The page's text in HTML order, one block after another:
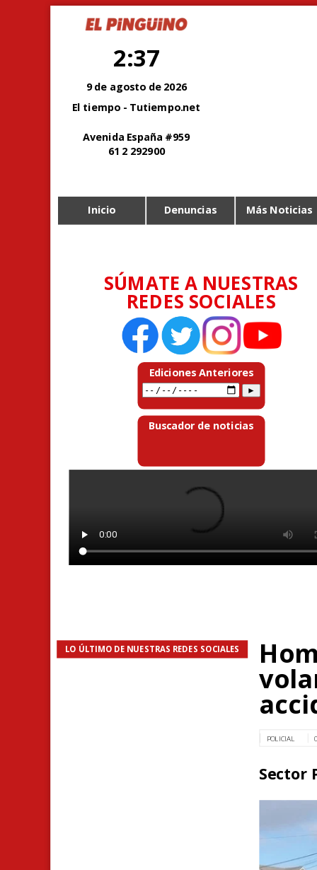
2:37
9 de agosto de 2026
El tiempo - Tutiempo.net
Avenida España #959
61 2 292900
Inicio Denuncias Más Noticias
SÚMATE A NUESTRAS
REDES SOCIALES
Ediciones Anteriores
Buscador de noticias
LO ÚLTIMO DE NUESTRAS REDES SOCIALES
POLICIAL
Sector